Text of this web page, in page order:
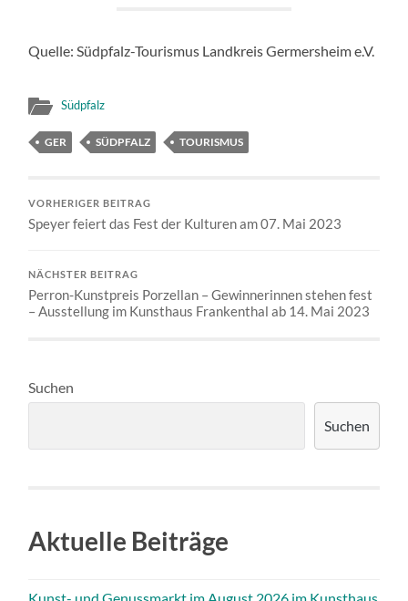
Quelle: Südpfalz-Tourismus Landkreis Germersheim e.V.
Südpfalz
GER SÜDPFALZ TOURISMUS
VORHERIGER BEITRAG
Speyer feiert das Fest der Kulturen am 07. Mai 2023
NÄCHSTER BEITRAG
Perron-Kunstpreis Porzellan – Gewinnerinnen stehen fest
– Ausstellung im Kunsthaus Frankenthal ab 14. Mai 2023
Suchen
Suchen
Aktuelle Beiträge